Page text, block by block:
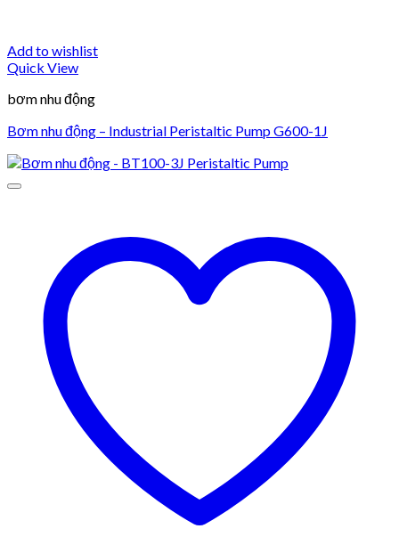
Add to wishlist
Quick View
bơm nhu động
Bơm nhu động – Industrial Peristaltic Pump G600-1J